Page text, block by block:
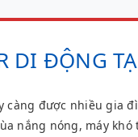
DI ĐỘNG
được nhiều gia
nắng nóng, máy khó